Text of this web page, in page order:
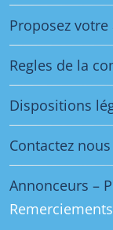
Proposez
Regles de la
Dispositions
Contactez nous
Annonceurs –